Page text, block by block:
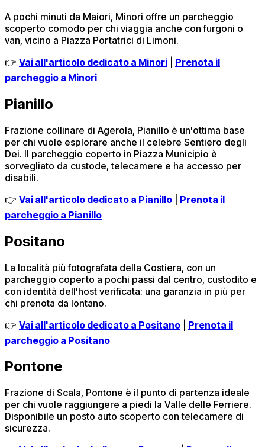
A pochi minuti da Maiori, Minori offre un parcheggio
scoperto comodo per chi viaggia anche con furgoni o
van, vicino a Piazza Portatrici di Limoni.
👉 Vai all'articolo dedicato a Minori
Prenota il
parcheggio a Minori
Pianillo
Frazione collinare di Agerola, Pianillo è un'ottima base
per chi vuole esplorare anche il celebre Sentiero degli
Dei. Il parcheggio coperto in Piazza Municipio è
sorvegliato da custode, telecamere e ha accesso per
disabili.
👉 Vai all'articolo dedicato a Pianillo
Prenota il
parcheggio a Pianillo
Positano
La località più fotografata della Costiera, con un
parcheggio coperto a pochi passi dal centro, custodito e
con identità dell'host verificata: una garanzia in più per
chi prenota da lontano.
👉 Vai all'articolo dedicato a Positano
Prenota il
parcheggio a Positano
Pontone
Frazione di Scala, Pontone è il punto di partenza ideale
per chi vuole raggiungere a piedi la Valle delle Ferriere.
Disponibile un posto auto scoperto con telecamere di
sicurezza.